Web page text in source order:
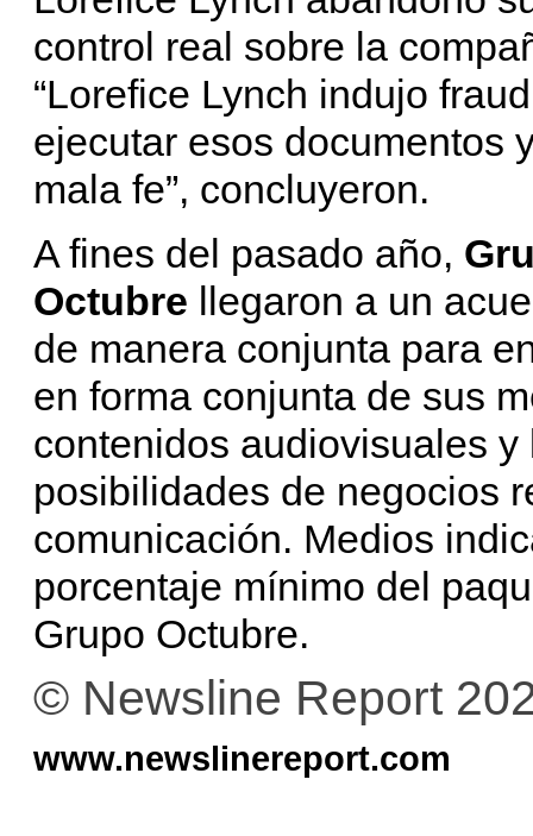
control real sobre la
“Lorefice Lynch indujo
ejecutar esos documentos
mala fe”, concluyeron.
A fines del pasado año,
Octubre llegaron a un
de manera conjunta para
en forma conjunta de sus
contenidos audiovisuales
posibilidades de negocios
comunicación. Medios
porcentaje mínimo del
Grupo Octubre.
© Newsline Report
www.newslinereport.com